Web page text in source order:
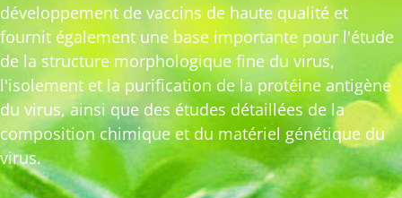
développement de vaccins de haute qualité et
fournit également une base importante pour l'étude
de la structure morphologique fine du virus,
l'isolement et la purification de la protéine antigène
du virus, ainsi que des études détaillées de la
composition chimique et du matériel génétique du
virus.